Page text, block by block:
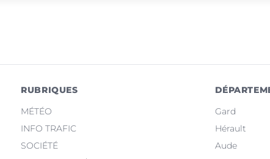
RUBRIQUES
MÉTÉO
INFO TRAFIC
SOCIÉTÉ
Gard
Hérault
Aude